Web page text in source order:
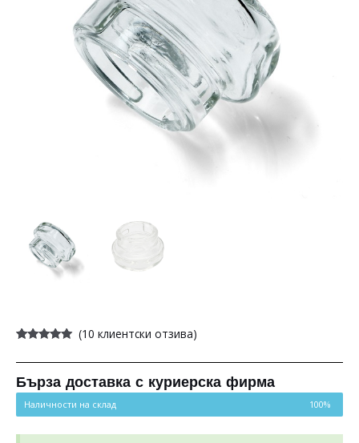
4.90от 5,
на
потребителски
оценки
(10 клиентски отзива)
Бърза доставка с куриерска фирма
Наличности на склад 100%